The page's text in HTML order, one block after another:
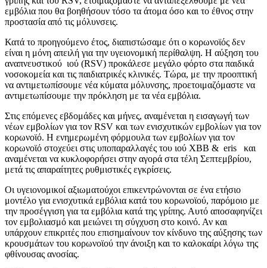
εμβόλια που θα βοηθήσουν τόσο τα άτομα όσο και το έθνος στην
προστασία από τις μόλυνσεις.
Κατά το προηγούμενο έτος, διαπιστώσαμε ότι ο κορωνοϊός δεν
είναι η μόνη απειλή για την υγειονομική περίθαλψη. Η αύξηση του
αναπνευστικού ιού (RSV) προκάλεσε μεγάλο φόρτο στα παιδικά
νοσοκομεία και τις παιδιατρικές κλινικές. Τώρα, με την προοπτική
να αντιμετωπίσουμε νέα κύματα μόλυνσης, προετοιμαζόμαστε να
αντιμετωπίσουμε την πρόκληση με τα νέα εμβόλια.
Στις επόμενες εβδομάδες και μήνες, αναμένεται η εισαγωγή των
νέων εμβολίων για τον RSV και των ενισχυτικών εμβολίων για τον
κορωνοϊό. Η ενημερωμένη φόρμουλα των εμβολίων για τον
κορωνοϊό στοχεύει στις υποπαραλλαγές του ιού XBB & eris και
αναμένεται να κυκλοφορήσει στην αγορά στα τέλη Σεπτεμβρίου,
μετά τις απαραίτητες ρυθμιστικές εγκρίσεις.
Οι υγειονομικοί αξιωματούχοι επικεντρώνονται σε ένα ετήσιο
μοντέλο για ενισχυτικά εμβόλια κατά του κορωνοϊού, παρόμοιο με
την προσέγγιση για τα εμβόλια κατά της γρίπης. Αυτό αποσαφηνίζει
τον εμβολιασμό και μειώνει τη σύγχυση στο κοινό. Αν και
υπάρχουν επικριτές που επισημαίνουν τον κίνδυνο της αύξησης των
κρουσμάτων του κορωνοϊού την άνοιξη και το καλοκαίρι λόγω της
φθίνουσας ανοσίας.